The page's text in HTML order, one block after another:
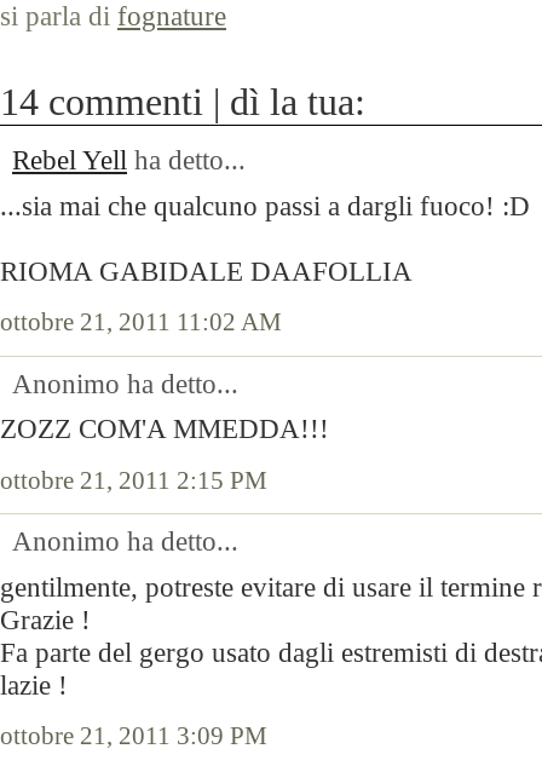
si parla di fognature
14 commenti | dì la tua:
Rebel Yell ha detto...
...sia mai che qualcuno passi a dargli fuoco! :D
RIOMA GABIDALE DAAFOLLIA
ottobre 21, 2011 11:02 AM
Anonimo ha detto...
ZOZZ COM'A MMEDDA!!!
ottobre 21, 2011 2:15 PM
Anonimo ha detto...
gentilmente, potreste evitare di usare il termine
Grazie !
Fa parte del gergo usato dagli estremisti di
lazie !
ottobre 21, 2011 3:09 PM